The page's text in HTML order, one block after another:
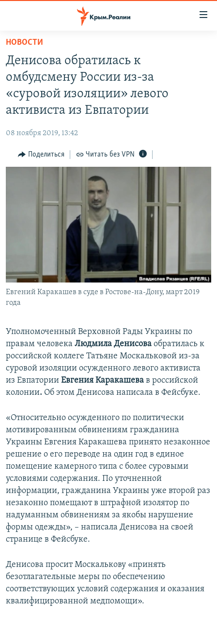
Вернуться
основному
содержанию
Вернутся
главной
Вернутся
поиску
СПЕЦПРОЕКТЫ
КАРТА ВОЕННЫХ ОБЪЕКТОВ КРЫМА
ВОДА
ИНТЕРАКТИВ
ИНФОГРАФИКА
ТЕЛЕПРОЕКТ КРЫМ.РЕАЛИИ
СОВЕТЫ ПРАВОЗАЩИТНИКОВ
ПОБЕДИТЕЛЕЙ НЕ СУДЯТ?
КРЫМ.НЕПОКОРЕННЫЙ
УКРАИНСКАЯ ПРОБЛЕМА КРЫМА
РАДІО СВОБОДА
КАК ОБОЙТИ БЛОКИРОВКУ
Qırımtatar
ПРИСОЕДИНЯЙТЕСЬ!
Все сайты RFE/RL
НОВОСТИ
Денисова обратилась к
омбудсмену России из-за
«cуровой изоляции» левого
активиста из Евпатории
08 ноября 2019, 13:42
Поделиться Читать без VPN
Евгений Каракашев в суде в Ростове-на-Дону, март 2019
года
Уполномоченный Верховной Рады Украины по
правам человека Людмила Денисова обратилась к
российской коллеге Татьяне Москальковой из-за
суровой изоляции осужденного левого активиста
из Евпатории Евгения Каракашева в российской
колонии. Об этом Денисова написала в Фейсбуке.
«Относительно осужденного по политически
мотивированным обвинениям гражданина
Украины Евгения Каракашева принято незаконное
решение о его переводе на один год в единое
помещение камерного типа с более суровыми
условиями содержания. По уточненной
информации, гражданина Украины уже второй раз
незаконно помещают в штрафной изолятор по
надуманным обвинениям за якобы нарушение
формы одежды», – написала Денисова на своей
странице в Фейсбуке.
Денисова просит Москалькову «принять
безотлагательные меры по обеспечению
соответствующих условий содержания и оказания
квалифицированной медпомощи».